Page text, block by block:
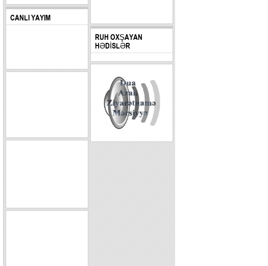
CANLI YAYIM
RUH OXŞAYAN
HƏDİSLƏR